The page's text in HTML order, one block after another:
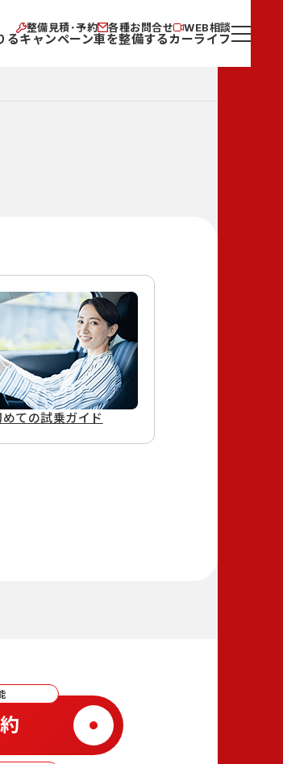
整備見積･予約 各種お問合せ WEB相談
るキャンペーン車を整備するカーライフ
めての試乗ガイド